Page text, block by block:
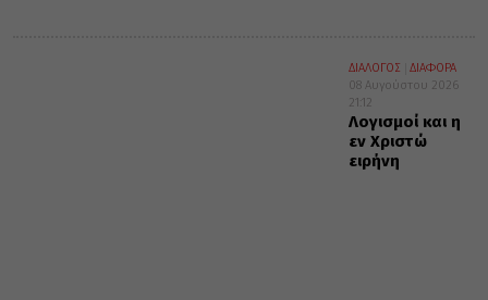
ΔΙΑΛΟΓΟΣ
ΔΙΑΦΟΡΑ
08 Αυγούστου 2026
21:12
Λογισμοί και η
εν Χριστώ
ειρήνη